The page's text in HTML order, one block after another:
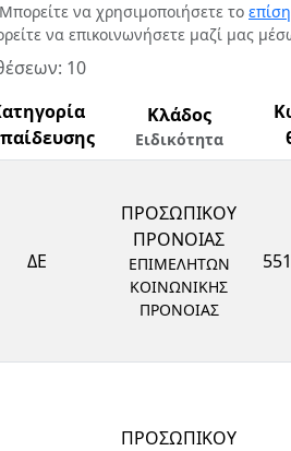
να χρησιμοποιήσετε το
να επικοινωνήσετε μαζί μας
10
Κλάδος
Ειδικότητα
ΔΕ
ΠΡΟΣΩΠΙΚΟΥ
ΠΡΟΝΟΙΑΣ
ΕΠΙΜΕΛΗΤΩΝ
ΚΟΙΝΩΝΙΚΗΣ
ΠΡΟΝΟΙΑΣ
ΠΡΟΣΩΠΙΚΟΥ